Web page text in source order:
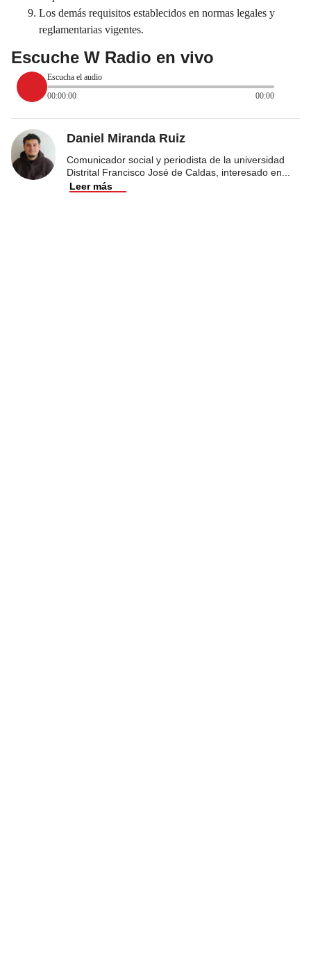
Los demás requisitos establecidos en normas legales y
reglamentarias vigentes.
Escuche W Radio en vivo
Escucha el audio
00:00:00
00:00
Daniel Miranda Ruiz
Comunicador social y periodista de la universidad
Distrital Francisco José de Caldas, interesado en
Leer más